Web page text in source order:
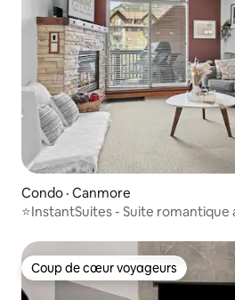
Condo · Canmore
⭐️InstantSuites - Suite romantique
Coup de cœur voyageurs
Coup de cœur voyageurs